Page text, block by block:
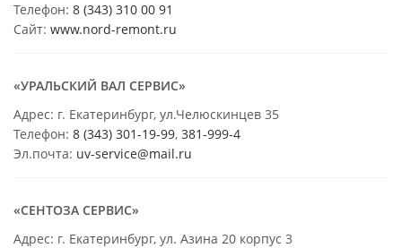
Телефон: 8 (343) 310 00 91
Сайт: www.nord-remont.ru
«УРАЛЬСКИЙ ВАЛ СЕРВИС»
Адрес: г. Екатеринбург, ул.Челюскинцев 35
Телефон: 8 (343) 301-19-99, 381-999-4
Эл.почта: uv-service@mail.ru
«СЕНТОЗА СЕРВИС»
Адрес: г. Екатеринбург, ул. Азина 20 корпус 3